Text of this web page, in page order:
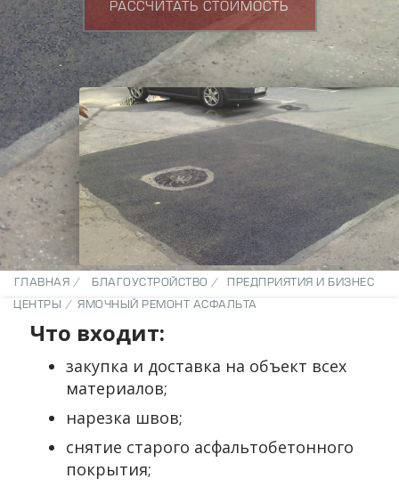
РАССЧИТАТЬ СТОИМОСТЬ
ГЛАВНАЯ / БЛАГОУСТРОЙСТВО / ПРЕДПРИЯТИЯ И БИЗНЕС
ЦЕНТРЫ / ЯМОЧНЫЙ РЕМОНТ АСФАЛЬТА
Что входит:
закупка и доставка на объект всех
материалов;
нарезка швов;
снятие старого асфальтобетонного
покрытия;